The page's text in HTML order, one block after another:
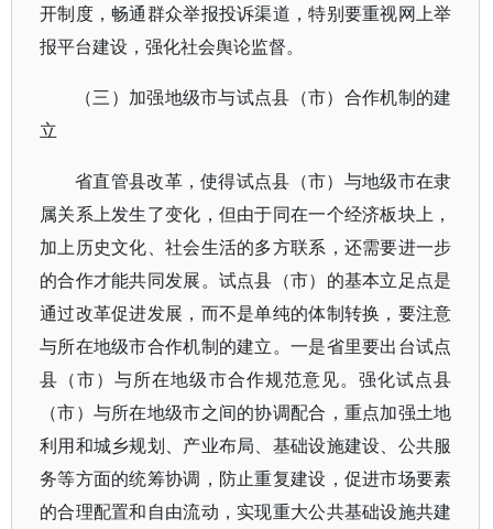
开制度，畅通群众举报投诉渠道，特别要重视网上举
报平台建设，强化社会舆论监督。
（三）加强地级市与试点县（市）合作机制的建
立
省直管县改革，使得试点县（市）与地级市在隶
属关系上发生了变化，但由于同在一个经济板块上，
加上历史文化、社会生活的多方联系，还需要进一步
的合作才能共同发展。试点县（市）的基本立足点是
通过改革促进发展，而不是单纯的体制转换，要注意
与所在地级市合作机制的建立。一是省里要出台试点
县（市）与所在地级市合作规范意见。强化试点县
（市）与所在地级市之间的协调配合，重点加强土地
利用和城乡规划、产业布局、基础设施建设、公共服
务等方面的统筹协调，防止重复建设，促进市场要素
的合理配置和自由流动，实现重大公共基础设施共建